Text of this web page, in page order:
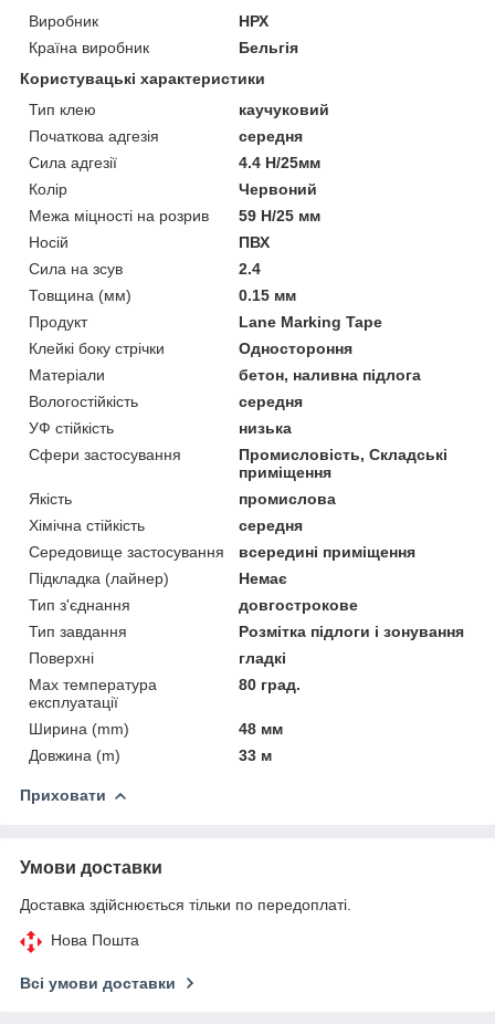
Виробник
НРХ
Країна виробник
Бельгія
Користувацькі характеристики
Тип клею
каучуковий
Початкова адгезія
середня
Сила адгезії
4.4 Н/25мм
Колір
Червоний
Межа міцності на розрив
59 Н/25 мм
Носій
ПВХ
Сила на зсув
2.4
Товщина (мм)
0.15 мм
Продукт
Lane Marking Tape
Клейкі боку стрічки
Одностороння
Матеріали
бетон, наливна підлога
Вологостійкість
середня
УФ стійкість
низька
Сфери застосування
Промисловість, Складські
приміщення
Якість
промислова
Хімічна стійкість
середня
Середовище застосування
всередині приміщення
Підкладка (лайнер)
Немає
Тип з'єднання
довгострокове
Тип завдання
Розмітка підлоги і зонування
Поверхні
гладкі
Max температура
експлуатації
80 град.
Ширина (mm)
48 мм
Довжина (m)
33 м
Приховати
Умови доставки
Доставка здійснюється тільки по передоплаті.
Нова Пошта
Всі умови доставки